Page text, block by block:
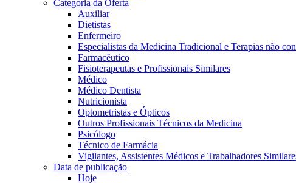
Categoria da Oferta
Auxiliar
Dietistas
Enfermeiro
Especialistas da Medicina Tradicional e Terapias não
Farmacêutico
Fisioterapeutas e Profissionais Similares
Médico
Médico Dentista
Nutricionista
Optometristas e Ópticos
Outros Profissionais Técnicos da Medicina
Psicólogo
Técnico de Farmácia
Vigilantes, Assistentes Médicos e Trabalhadores
Data de publicação
Hoje